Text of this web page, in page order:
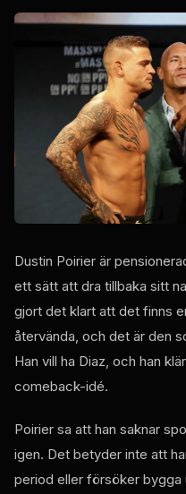
Dustin Poirier är
ett sätt att dra tillbaka sitt
gjort det klart att det finns
återvända, och det är den
Han vill ha Diaz, och han
comeback-idé.
Poirier sa att han saknar
igen. Det betyder inte att
period eller försöker bygga